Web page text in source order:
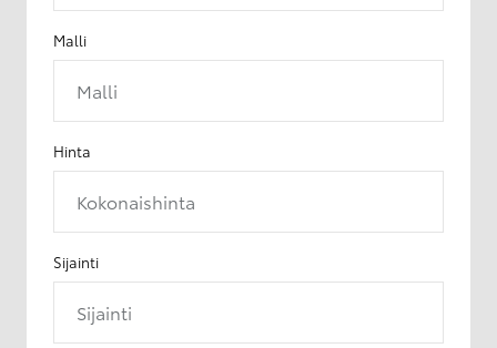
Malli
Malli
Hinta
Kokonaishinta
Sijainti
Sijainti